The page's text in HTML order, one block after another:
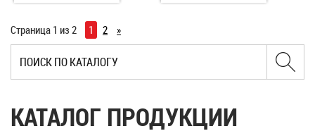
Страница 1 из 2 1 2 »
КАТАЛОГ ПРОДУКЦИИ